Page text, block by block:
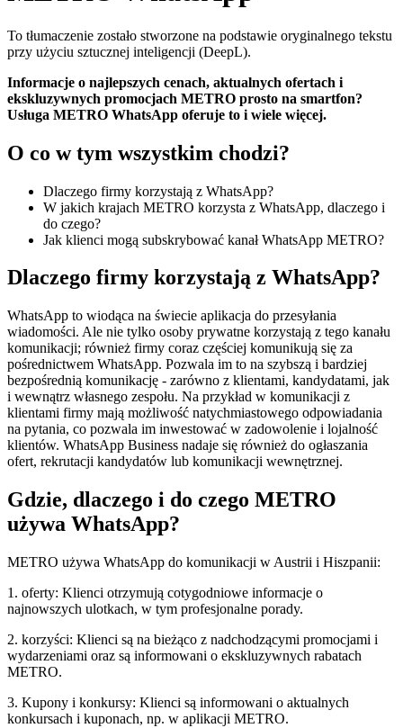
To tłumaczenie zostało stworzone na podstawie oryginalnego tekstu
przy użyciu sztucznej inteligencji (DeepL).
Informacje o najlepszych cenach, aktualnych ofertach i
ekskluzywnych promocjach METRO prosto na smartfon?
Usługa METRO WhatsApp oferuje to i wiele więcej.
O co w tym wszystkim chodzi?
Dlaczego firmy korzystają z WhatsApp?
W jakich krajach METRO korzysta z WhatsApp, dlaczego i
do czego?
Jak klienci mogą subskrybować kanał WhatsApp METRO?
Dlaczego firmy korzystają z WhatsApp?
WhatsApp to wiodąca na świecie aplikacja do przesyłania
wiadomości. Ale nie tylko osoby prywatne korzystają z tego kanału
komunikacji; również firmy coraz częściej komunikują się za
pośrednictwem WhatsApp. Pozwala im to na szybszą i bardziej
bezpośrednią komunikację - zarówno z klientami, kandydatami, jak
i wewnątrz własnego zespołu. Na przykład w komunikacji z
klientami firmy mają możliwość natychmiastowego odpowiadania
na pytania, co pozwala im inwestować w zadowolenie i lojalność
klientów. WhatsApp Business nadaje się również do ogłaszania
ofert, rekrutacji kandydatów lub komunikacji wewnętrznej.
Gdzie, dlaczego i do czego METRO
używa WhatsApp?
METRO używa WhatsApp do komunikacji w Austrii i Hiszpanii:
1. oferty: Klienci otrzymują cotygodniowe informacje o
najnowszych ulotkach, w tym profesjonalne porady.
2. korzyści: Klienci są na bieżąco z nadchodzącymi promocjami i
wydarzeniami oraz są informowani o ekskluzywnych rabatach
METRO.
3. Kupony i konkursy: Klienci są informowani o aktualnych
konkursach i kuponach, np. w aplikacji METRO.